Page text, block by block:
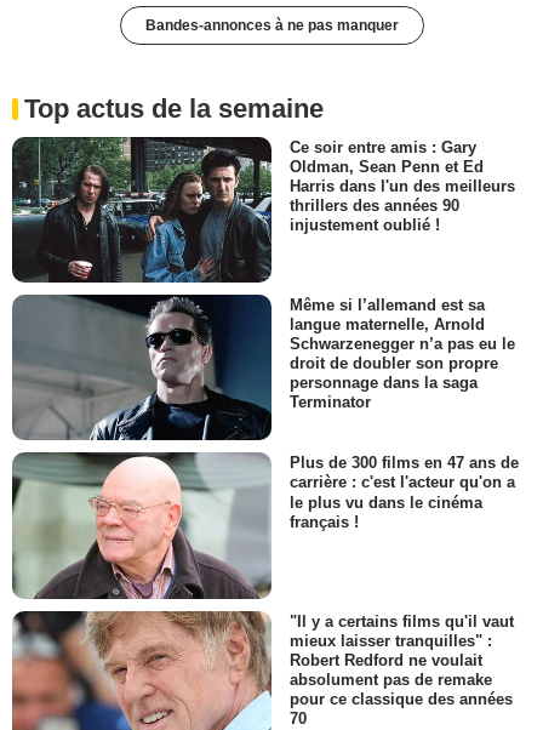
Bandes-annonces à ne pas manquer
Top actus de la semaine
Ce soir entre amis : Gary
Oldman, Sean Penn et Ed
Harris dans l'un des meilleurs
thrillers des années 90
injustement oublié !
Même si l’allemand est sa
langue maternelle, Arnold
Schwarzenegger n’a pas eu le
droit de doubler son propre
personnage dans la saga
Terminator
Plus de 300 films en 47 ans de
carrière : c'est l'acteur qu'on a
le plus vu dans le cinéma
français !
"Il y a certains films qu'il vaut
mieux laisser tranquilles" :
Robert Redford ne voulait
absolument pas de remake
pour ce classique des années
70